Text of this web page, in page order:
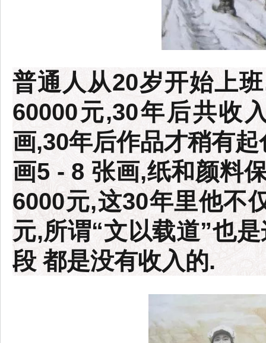
普通人从20岁开始上
60000元,30年后共收
画,30年后作品才稍有
画5 - 8 张画,纸和颜料
6000元,这30年里他不
元,所谓“文以载道”也
段 都是没有收入的.